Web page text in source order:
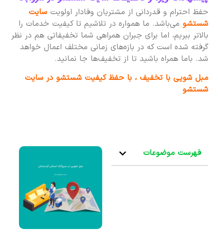
حفظ احترام و قدردانی از مشتریان وفادار اولویت سایت
شستشومی‌باشد. ما همواره در تلاشیم تا کیفیت خدمات را
بالاتر ببریم، اما برای جبران همراهی شما تخفیفاتی هم در نظر
گرفته شده است که در بازه‌های زمانی مختلف اعمال خواهد
شد. باما همراه باشید تا از تخفیف‌ها جا نمانید.
مبل شویی با تخفیف ، با حفظ کیفیت شستشو در سایت
شستشو
فهرست موضوعات